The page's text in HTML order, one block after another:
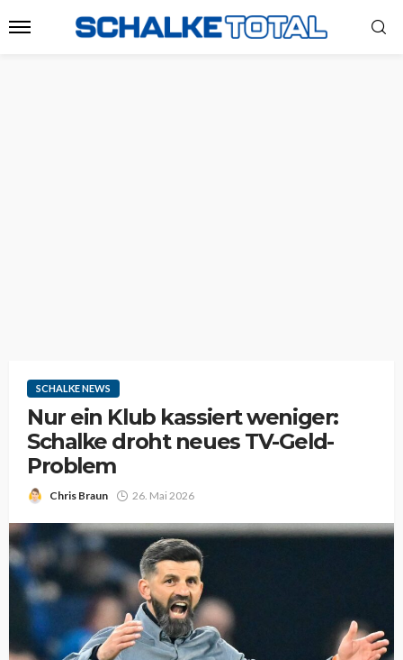
SCHALKE NEWS
Nur ein Klub kassiert weniger:
Schalke droht neues TV-Geld-
Problem
Chris Braun 26. Mai 2026